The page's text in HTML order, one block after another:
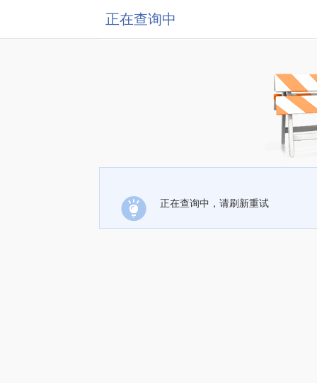
正在查询中
正在查询中，请刷新重试